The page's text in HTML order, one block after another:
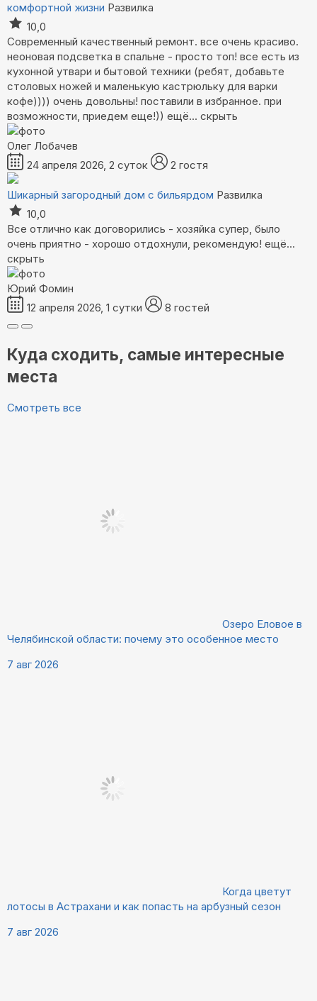
комфортной жизни Развилка
10,0
Современный качественный ремонт. все очень красиво.
неоновая подсветка в спальне - просто топ! все есть из
кухонной утвари и бытовой техники (ребят, добавьте
столовых ножей и маленькую кастрюльку для варки
кофе)))) очень довольны! поставили в избранное. при
возможности, приедем еще!)) ещё... скрыть
Олег Лобачев
24 апреля 2026, 2 суток
2 гостя
Шикарный загородный дом с бильярдом Развилка
10,0
Все отлично как договорились - хозяйка супер, было
очень приятно - хорошо отдохнули, рекомендую! ещё...
скрыть
Юрий Фомин
12 апреля 2026, 1 сутки
8 гостей
Куда сходить, самые интересные
места
Смотреть все
Озеро Еловое в
Челябинской области: почему это особенное место
7 авг 2026
Когда цветут
лотосы в Астрахани и как попасть на арбузный сезон
7 авг 2026